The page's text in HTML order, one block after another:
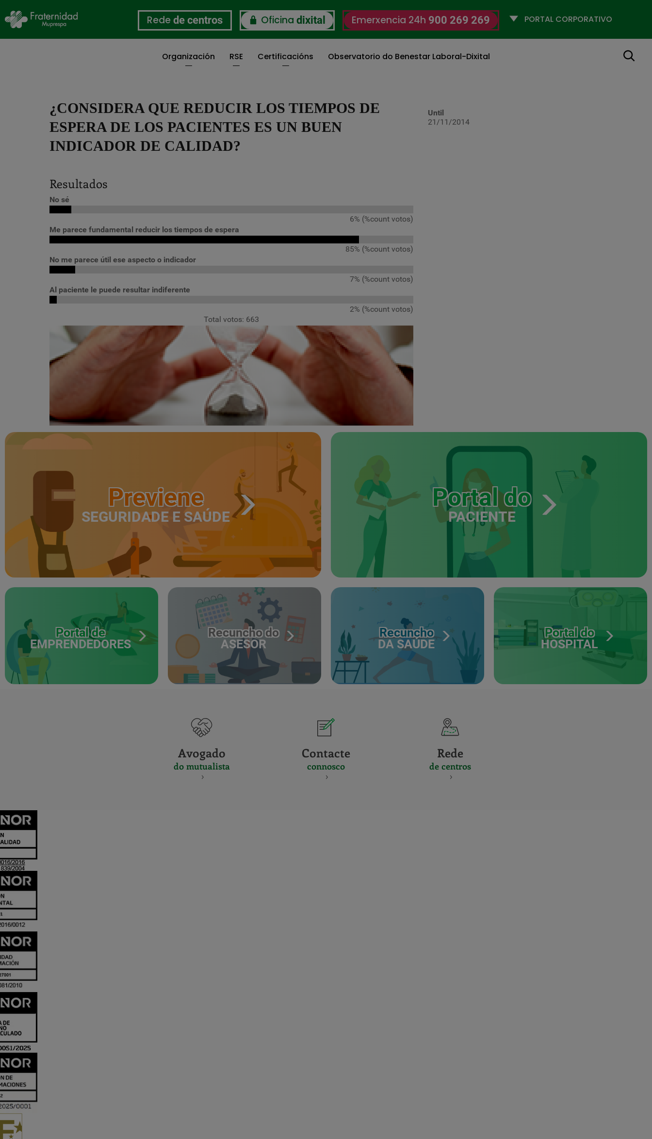
Rede de centros Oficina dixital Emerxencia 24h 900 269 269
Selecciona
Organización RSE Certificacións Observatorio do Benestar Laboral-Dixital Buscar
¿CONSIDERA QUE REDUCIR LOS TIEMPOS DE
ESPERA DE LOS PACIENTES ES UN BUEN
INDICADOR DE CALIDAD?
Resultados
No sé
6% (%count votos)
Me parece fundamental reducir los tiempos de espera
85% (%count votos)
No me parece útil ese aspecto o indicador
7% (%count votos)
Al paciente le puede resultar indiferente
2% (%count votos)
Total votos: 663
Until
21/11/2014
Previene
SEGURIDADE E SAÚDE
Portal do
PACIENTE
Portal de
EMPRENDEDORES
Recuncho do
ASESOR
Recuncho
DA SAÚDE
Portal do
HOSPITAL
Avogado
do mutualista
Contacte
connosco
Rede
de centros